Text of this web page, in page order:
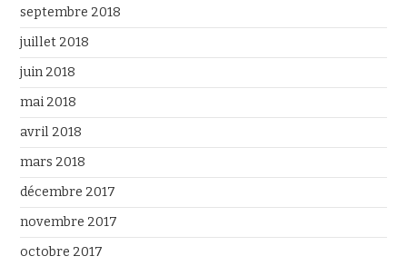
septembre 2018
juillet 2018
juin 2018
mai 2018
avril 2018
mars 2018
décembre 2017
novembre 2017
octobre 2017